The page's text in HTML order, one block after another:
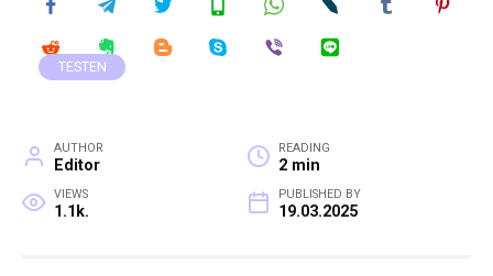
TESTEN
AUTHOR
Editor
READING
2 min
VIEWS
1.1k.
PUBLISHED BY
19.03.2025